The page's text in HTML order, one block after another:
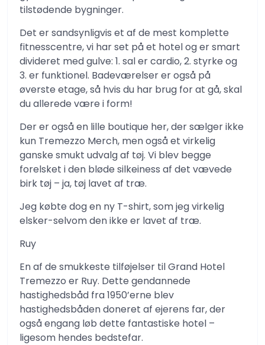
tilstødende bygninger.
Det er sandsynligvis et af de mest komplette
fitnesscentre, vi har set på et hotel og er smart
divideret med gulve: 1. sal er cardio, 2. styrke og
3. er funktionel. Badeværelser er også på
øverste etage, så hvis du har brug for at gå, skal
du allerede være i form!
Der er også en lille boutique her, der sælger ikke
kun Tremezzo Merch, men også et virkelig
ganske smukt udvalg af tøj. Vi blev begge
forelsket i den bløde silkeiness af det vævede
birk tøj – ja, tøj lavet af træ.
Jeg købte dog en ny T-shirt, som jeg virkelig
elsker-selvom den ikke er lavet af træ.
Ruy
En af de smukkeste tilføjelser til Grand Hotel
Tremezzo er Ruy. Dette gendannede
hastighedsbåd fra 1950’erne blev
hastighedsbåden doneret af ejerens far, der
også engang løb dette fantastiske hotel –
ligesom hendes bedstefar.